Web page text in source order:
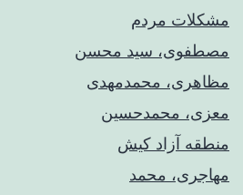
مشکلات مردم
مصطفوی، سید محسن
مظاهری، محمدمهدی
معزی، محمدحسین
منطقه آزاد کیش
مهاجری، محمد